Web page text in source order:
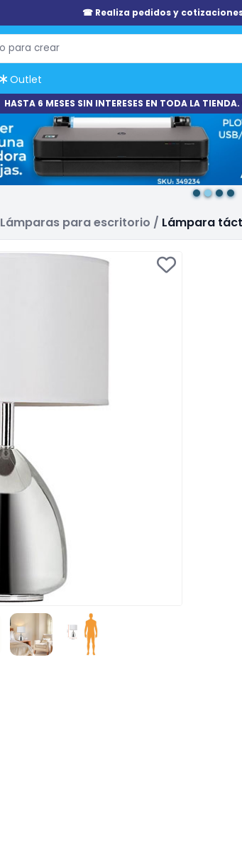
☎ Realiza pedidos y
Outlet
HASTA 6 MESES SIN INTERESES EN TODA LA
Lámparas para escritorio / Lámpara